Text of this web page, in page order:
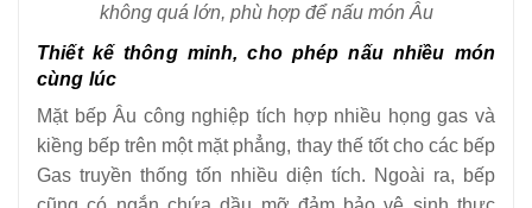
không quá lớn, phù hợp để nấu món Âu
Thiết kế thông minh, cho phép nấu nhiều món
cùng lúc
Mặt bếp Âu công nghiệp tích hợp nhiều họng gas và
kiềng bếp trên một mặt phẳng, thay thế tốt cho các bếp
Gas truyền thống tốn nhiều diện tích. Ngoài ra, bếp